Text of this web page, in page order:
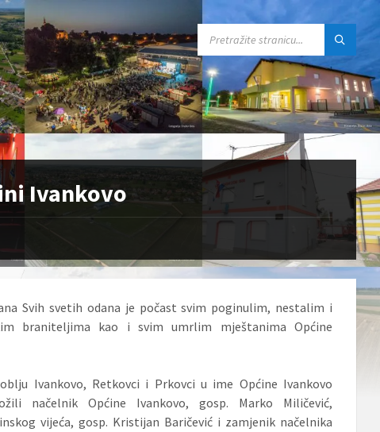
Ivankovo
Svih svetih odana je počast svim poginulim, nestalim i
braniteljima kao i svim umrlim mještanima Općine
Ivankovo, Retkovci i Prkovci u ime Općine Ivankovo
načelnik Općine Ivankovo, gosp. Marko Miličević,
vijeća, gosp. Kristijan Baričević i zamjenik načelnika